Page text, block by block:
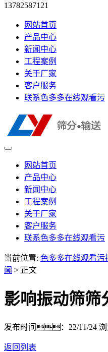
13782587121
网站首页
产品中心
新闻中心
工程案例
关于厂家
客户服务
联系色多多在线观看污
网站首页
产品中心
新闻中心
工程案例
关于厂家
客户服务
联系色多多在线观看污
当前位置: 色多多在线观看污
闻 > 正文
影响振动筛筛
发布时间：22/11/24
返回列表